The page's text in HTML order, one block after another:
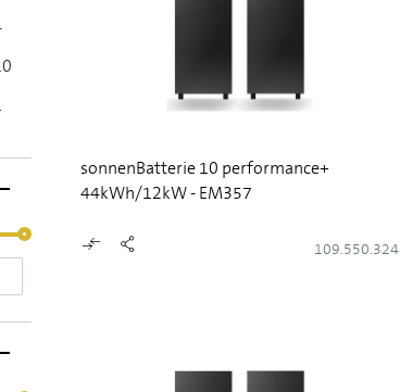
sonnenBatterie 10 performance+
44kWh/12kW - EM357
109.550.324